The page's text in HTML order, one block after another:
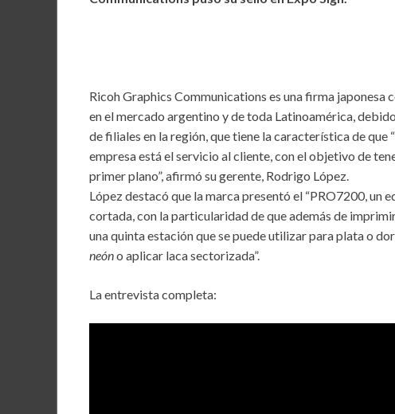
k
p
Ricoh Graphics Communications es una firma japonesa
en el mercado argentino y de toda Latinoamérica,
de filiales en la región, que tiene la característica de que
empresa está el servicio al cliente, con el objetivo de
primer plano”, afirmó su gerente, Rodrigo López.
López destacó que la marca presentó el “PRO7200, un
cortada, con la particularidad de que además de
una quinta estación que se puede utilizar para plata o
neóno aplicar laca sectorizada”.
La entrevista completa: